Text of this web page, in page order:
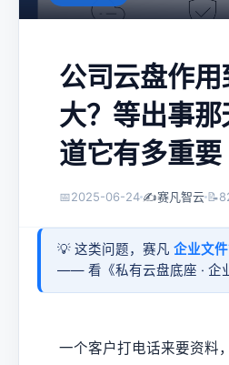
公司云盘作
大？等出事
道它有多重要
📅2025-06-24 ✍️赛凡智云 📝
💡 这类问题，赛凡 企业文
—— 看《私有云盘底座 · 企
一个客户打电话来要资料